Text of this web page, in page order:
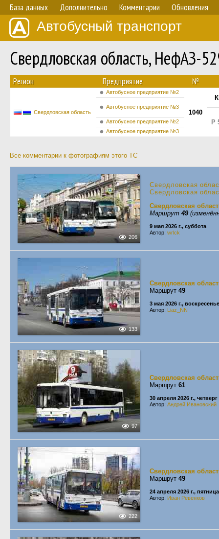
База данных Дополнительно Комментарии Обновления
Автобусный транспорт
Свердловская область, НефАЗ-
Регион Предприятие №
Свердловская область
Автобусное предприятие №2
1040
Автобусное предприятие №3
Р
Автобусное предприятие №2
Автобусное предприятие №3
Все комментарии к фотографиям этого ТС
206
Свердловская
Свердловская
Свердловская
Маршрут 49
9 мая 2026 г., суббота
Автор: wrlck
133
Свердловская
Маршрут 49
3 мая 2026 г., воскресенье
Автор: Liaz_NN
97
Свердловская
Маршрут 61
30 апреля 2026 г., четверг
Автор: Андрей Ивановский
222
Свердловская
Маршрут 49
24 апреля 2026 г., пятница
Автор: Иван Ревенков